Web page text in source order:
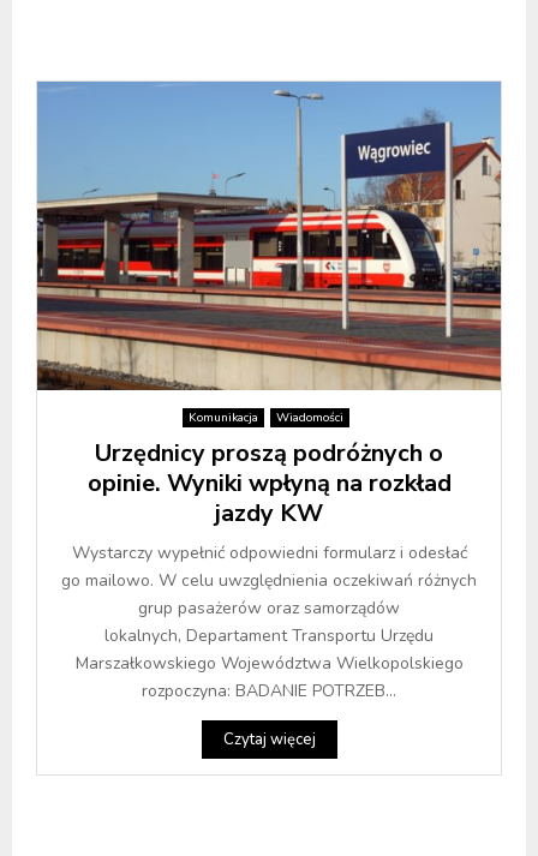
Komunikacja Wiadomości
Urzędnicy proszą podróżnych o
opinie. Wyniki wpłyną na rozkład
jazdy KW
Wystarczy wypełnić odpowiedni formularz i odesłać
go mailowo. W celu uwzględnienia oczekiwań różnych
grup pasażerów oraz samorządów
lokalnych, Departament Transportu Urzędu
Marszałkowskiego Województwa Wielkopolskiego
rozpoczyna: BADANIE POTRZEB...
Czytaj więcej